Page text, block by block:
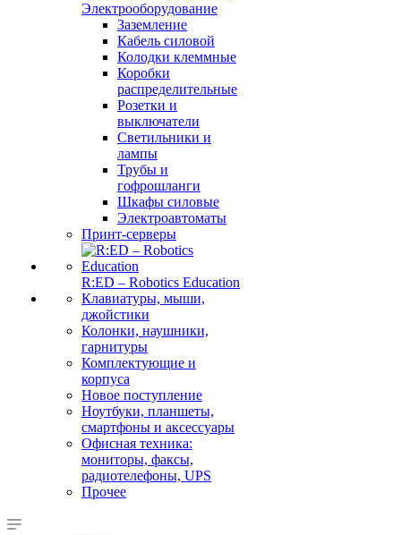
Электрооборудование
Заземление
Кабель силовой
Колодки клеммные
Коробки
распределительные
Розетки и
выключатели
Светильники и
лампы
Трубы и
гофрошланги
Шкафы силовые
Электроавтоматы
Принт-серверы
R:ED – Robotics Education
Клавиатуры, мыши,
джойстики
Колонки, наушники,
гарнитуры
Комплектующие и
корпуса
Новое поступление
Ноутбуки, планшеты,
смартфоны и аксессуары
Офисная техника:
мониторы, факсы,
радиотелефоны, UPS
Прочее